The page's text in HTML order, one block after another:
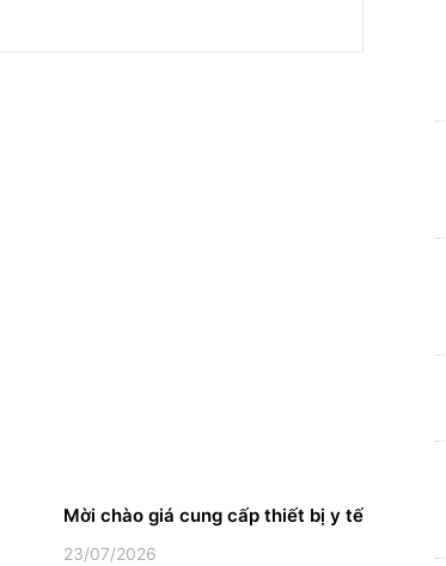
Mời chào giá cung cấp thiết bị y tế
23/07/2026